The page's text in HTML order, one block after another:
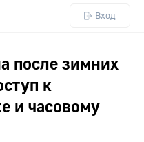
Вход
после зимних
к
и часовому